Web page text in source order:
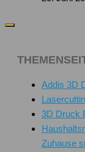
Addis 3D
3D Druck
Zuhause